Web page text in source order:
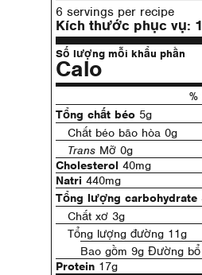
6 servings per recipe
Kích thước phục vụ:
Số lượng mỗi khẩu phần
Calo
Tổng chất béo 5g
Chất béo bão hòa 0g
Trans Mỡ 0g
Cholesterol 40mg
Natri 440mg
Tổng lượng carbohydrate
Chất xơ 3g
Tổng lượng đường 11g
Bao gồm 9g Đường
Protein 17g